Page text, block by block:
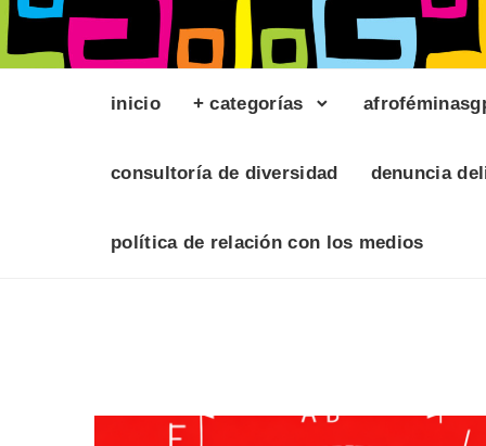
inicio + categorías
consultoría de diversidad denuncia
política de relación con los medios